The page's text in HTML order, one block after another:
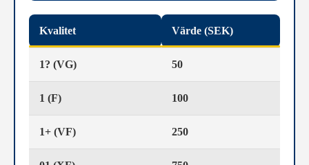
Kvalitet Värde (SEK)
1? (VG) 50
1 (F) 100
1+ (VF) 250